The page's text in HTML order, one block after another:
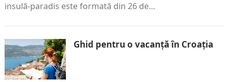
insulă-paradis este formată din 26 de…
Ghid pentru o vacanță în Croația